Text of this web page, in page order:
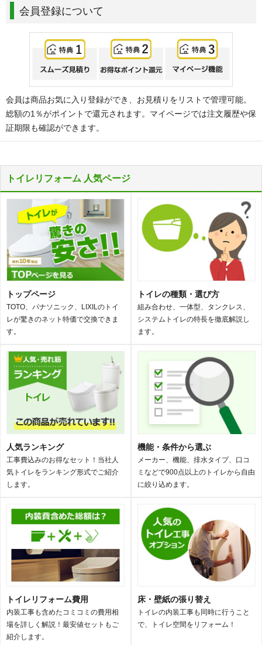
会員登録について
会員は商品お気に入り登録ができ、お見積りをリストで管理可能。
総額の1％がポイントで還元されます。マイページでは注文履歴や保
証期限も確認ができます。
トイレリフォーム 人気ページ
トップページ
TOTO、パナソニック、LIXILのトイ
レが驚きのネット特価で交換できま
す。
トイレの種類・選び方
組み合わせ、一体型、タンクレス、
システムトイレの特長を徹底解説し
ます。
人気ランキング
工事費込みのお得なセット！当社人
気トイレをランキング形式でご紹介
します。
機能・条件から選ぶ
メーカー、機能、排水タイプ、口コ
ミなどで900点以上のトイレから自由
に絞り込めます。
トイレリフォーム費用
内装工事も含めたコミコミの費用相
場を詳しく解説！最安値セットもご
紹介します。
床・壁紙の張り替え
トイレの内装工事も同時に行うこと
で、トイレ空間をリフォーム！